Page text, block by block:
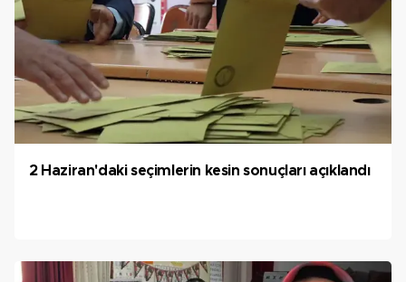
2 Haziran'daki seçimlerin kesin sonuçları açıklandı